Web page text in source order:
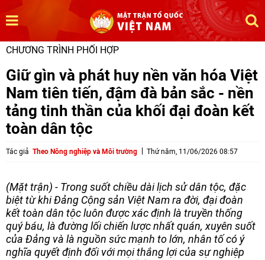
CHƯƠNG TRÌNH PHỐI HỢP
Giữ gìn và phát huy nền văn hóa Việt
Nam tiên tiến, đậm đà bản sắc - nền
tảng tinh thần của khối đại đoàn kết
toàn dân tộc
Tác giả Theo Nông nghiệp và Môi trường Thứ năm, 11/06/2026 08:57
(Mặt trận) - Trong suốt chiều dài lịch sử dân tộc, đặc
biệt từ khi Đảng Cộng sản Việt Nam ra đời, đại đoàn
kết toàn dân tộc luôn được xác định là truyền thống
quý báu, là đường lối chiến lược nhất quán, xuyên suốt
của Đảng và là nguồn sức mạnh to lớn, nhân tố có ý
nghĩa quyết định đối với mọi thắng lợi của sự nghiệp